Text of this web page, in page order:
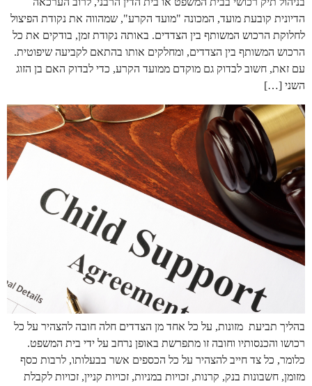
הדיונית קובעת מועד, המכונה "מועד הקרע", שמהווה את נקודת הפיצול
לחלוקת הרכוש המשותף בין הצדדים. באותה נקודת זמן, בודקים את כל
הרכוש המשותף בין הצדדים, ומחלקים אותו בהתאם לקביעה שיפוטית.
עם זאת, חשוב לבדוק גם מוקדם ממועד הקרע, כדי לבדוק האם בן הזוג
השני […]
בהליך תביעת מזונות, על כל אחד מן הצדדים חלה חובה להצהיר על כל
רכושו והכנסותיו וחובה זו מתפרשת באופן נרחב על ידי בית המשפט.
כלומר, כל צד חייב להצהיר על כל הכספים אשר בבעלותו, לרבות כסף
מזומן, חשבונות בנק, קרנות, זכויות במניות, זכויות קניין, זכויות לקבלת